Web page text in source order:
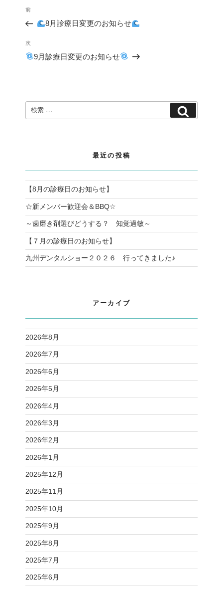
稿
ナ
ゲ
シ
過
去
の
稿
前
8月診療日変更のお知らせ
次
の
投
次
9月診療日変更のお知らせ
検
索:
索
最近の投稿
【8月の診療日のお知らせ】
☆新メンバー歓迎会＆BBQ☆
～歯磨き剤選びどうする？ 知覚過敏～
【７月の診療日のお知らせ】
九州デンタルショー２０２６ 行ってきました♪
アーカイブ
2026年8月
2026年7月
2026年6月
2026年5月
2026年4月
2026年3月
2026年2月
2026年1月
2025年12月
2025年11月
2025年10月
2025年9月
2025年8月
2025年7月
2025年6月